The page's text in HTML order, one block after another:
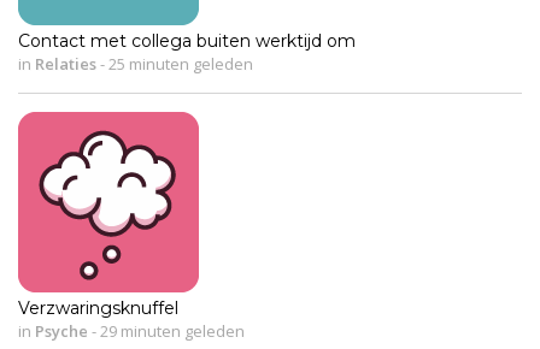
Contact met collega buiten werktijd om
in Relaties- 25 minuten geleden
Verzwaringsknuffel
in Psyche - 29 minuten geleden